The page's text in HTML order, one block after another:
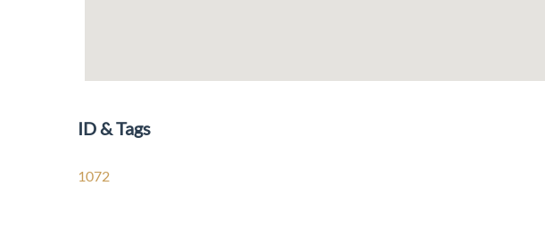
ID & Tags
1072